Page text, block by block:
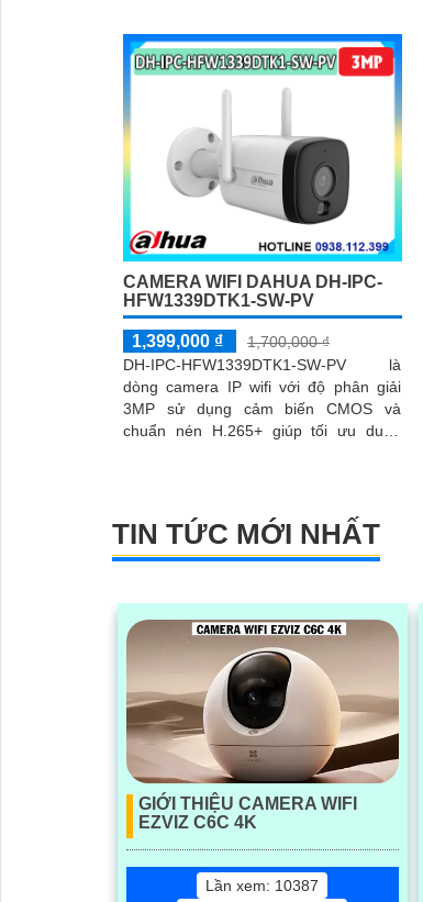
vòng bán kính 30m
CAMERA WIFI DAHUA DH-IPC-
HFW1339DTK1-SW-PV
1,399,000 ₫
1,700,000 ₫
DH-IPC-HFW1339DTK1-SW-PV là
dòng camera IP wifi với độ phân giải
3MP sử dụng cảm biến CMOS và
chuẩn nén H.265+ giúp tối ưu dung
TIN TỨC MỚI NHẤT
GIỚI THIỆU CAMERA WIFI
EZVIZ C6C 4K
Lần xem: 10387